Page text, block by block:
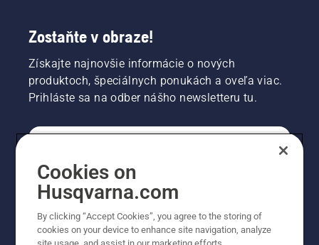
Zostaňte v obraze!
Získajte najnovšie informácie o nových
produktoch, špeciálnych ponukách a oveľa viac.
Prihláste sa na odber nášho newsletteru tu.
PROFESIONÁLNE
Cookies on
Husqvarna.com
By clicking “Accept Cookies”, you agree to the storing of
cookies on your device to enhance site navigation, analyze